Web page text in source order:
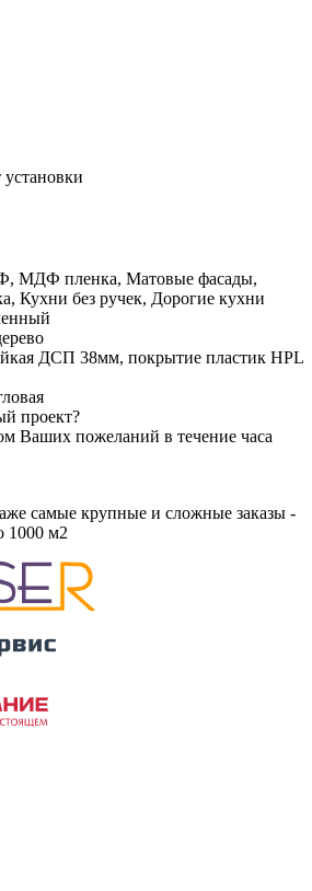
МДФ пленка, Матовые фасады,
Кухни без ручек, Дорогие кухни
ДСП 38мм, покрытие пластик HPL
проект?
Ваших пожеланий в течение часа
самые крупные и сложные заказы -
1000 м2